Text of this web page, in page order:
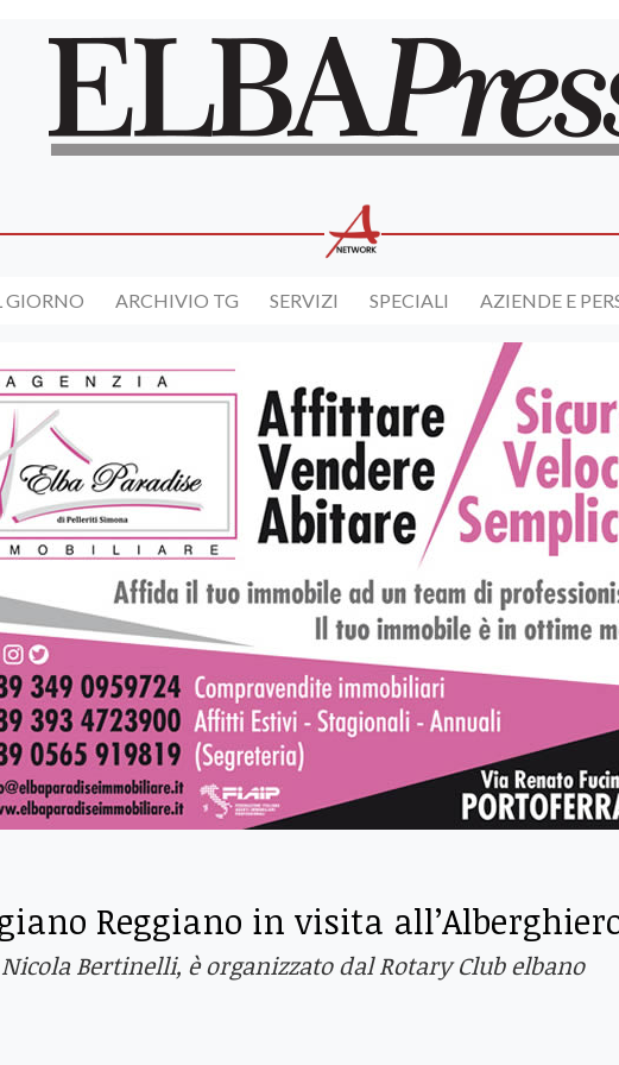
GIORNO ARCHIVIO TG SERVIZI SPECIALI AZIENDE E
Reggiano in visita
Bertinelli, è organizzato dal Rotary Club elbano